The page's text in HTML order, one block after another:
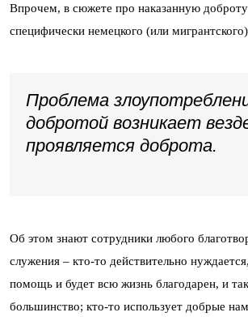
Впрочем, в сюжете про наказанную доброту
специфически немецкого (или
Проблема
добротой возникает
проявляется доброта.
Об этом знают сотрудники любого
служения – кто-то действительно
помощь и будет всю жизнь благодарен, и
большинство; кто-то использует добрые